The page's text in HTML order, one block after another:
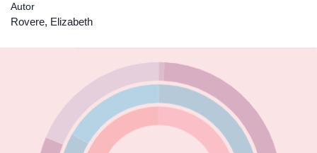
Autor
Rovere, Elizabeth